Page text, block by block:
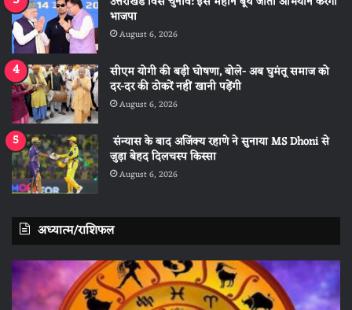
भाजपा
August 6, 2026
सीएम योगी की बड़ी घोषणा, बोले- अब घुमंतू समाज को
दर-दर की ठोकरें नहीं खानी पड़ेंगी
August 6, 2026
संन्यास के बाद अजिंक्‍य रहाणे ने सुनाया MS Dhoni से
जुड़ा बेहद दिलचस्प किस्सा
August 6, 2026
अध्यात्म/राशिफल